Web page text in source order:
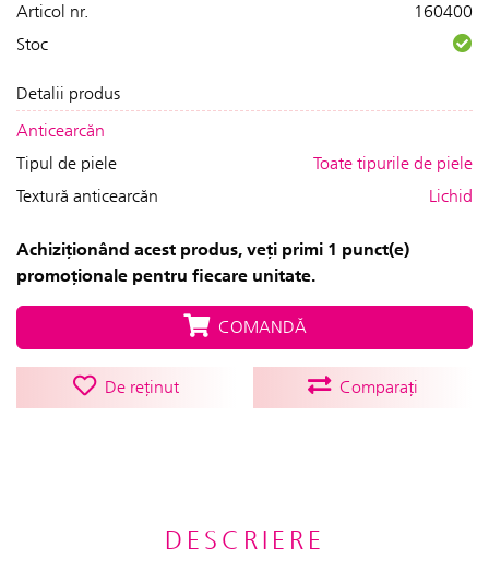
Articol nr.
160400
Stoc
Detalii produs
Anticearcăn
Tipul de piele
Toate tipurile de piele
Textură anticearcăn
Lichid
Achiziționând acest produs, veți primi 1 punct(e)
promoționale pentru fiecare unitate.
COMANDĂ
De reținut Comparați
DESCRIERE